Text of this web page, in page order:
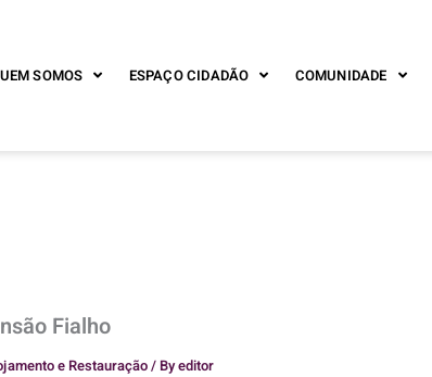
SOMOS ESPAÇO CIDADÃO COMUNIDADE
Fialho
e Restauração/ Byeditor